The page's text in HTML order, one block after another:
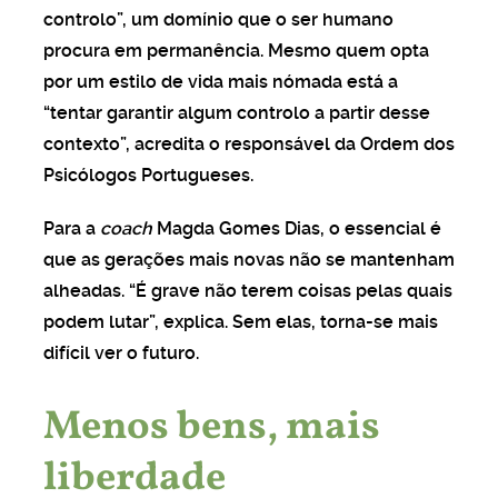
controlo”, um domínio que o ser humano
procura em permanência. Mesmo quem opta
por um estilo de vida mais nómada está a
“tentar garantir algum controlo a partir desse
contexto”, acredita o responsável da Ordem dos
Psicólogos Portugueses.
Para a coach Magda Gomes Dias, o essencial é
que as gerações mais novas não se mantenham
alheadas. “É grave não terem coisas pelas quais
podem lutar”, explica. Sem elas, torna-se mais
difícil ver o futuro.
Menos bens, mais
liberdade